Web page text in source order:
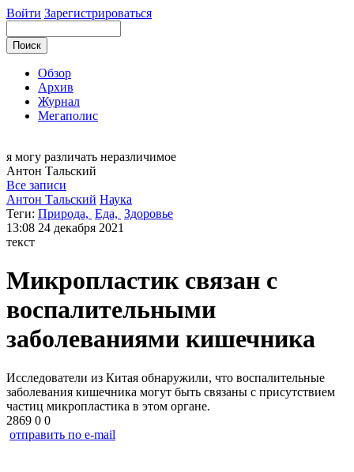
Войти Зарегистрироваться
Обзор
Архив
Журнал
Мегаполис
я могу различать неразличимое
Антон Тальский
Все записи
Антон Тальский Наука
Теги: Природа, Еда, Здоровье
13:08 24 декабря 2021
текст
Микропластик связан с
воспалительными
заболеваниями кишечника
Исследователи из Китая обнаружили, что воспалительные
заболевания кишечника могут быть связаны с присутствием
частиц микропластика в этом органе.
2869 0 0
отправить по e-mail